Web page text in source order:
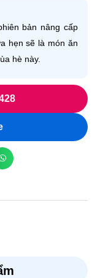
bản nâng cấp
hẹn sẽ là món ăn
hè này.